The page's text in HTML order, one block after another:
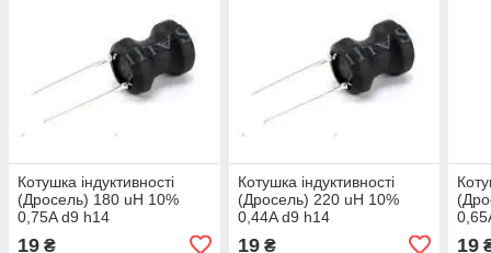
Котушка індуктивності
(Дросель) 180 uH 10%
0,75A d9 h14
19 ₴
Котушка індуктивності
(Дросель) 220 uH 10%
0,44A d9 h14
19₴ 19